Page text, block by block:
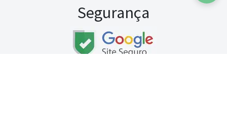
Segurança